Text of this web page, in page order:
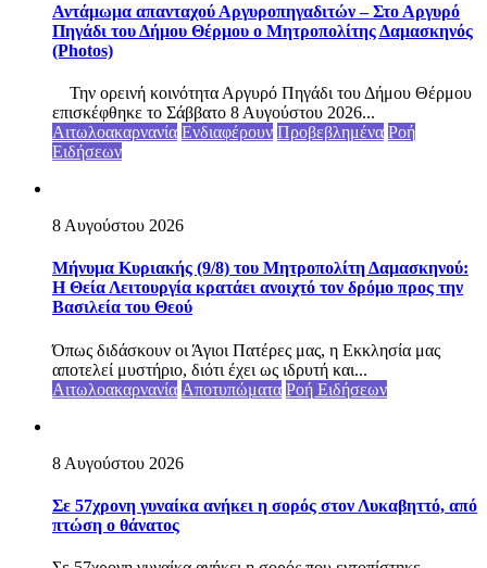
Αντάμωμα απανταχού Αργυροπηγαδιτών – Στο Αργυρό
Πηγάδι του Δήμου Θέρμου ο Μητροπολίτης Δαμασκηνός
(Photos)
Την ορεινή κοινότητα Αργυρό Πηγάδι του Δήμου Θέρμου
επισκέφθηκε το Σάββατο 8 Αυγούστου 2026...
Αιτωλοακαρνανία Ενδιαφέρουν Προβεβλημένα Ροή
Ειδήσεων
8 Αυγούστου 2026
Μήνυμα Κυριακής (9/8) του Μητροπολίτη Δαμασκηνού:
Η Θεία Λειτουργία κρατάει ανοιχτό τον δρόμο προς την
Βασιλεία του Θεού
Όπως διδάσκουν οι Άγιοι Πατέρες μας, η Εκκλησία μας
αποτελεί μυστήριο, διότι έχει ως ιδρυτή και...
Αιτωλοακαρνανία Αποτυπώματα Ροή Ειδήσεων
8 Αυγούστου 2026
Σε 57χρονη γυναίκα ανήκει η σορός στον Λυκαβηττό, από
πτώση ο θάνατος